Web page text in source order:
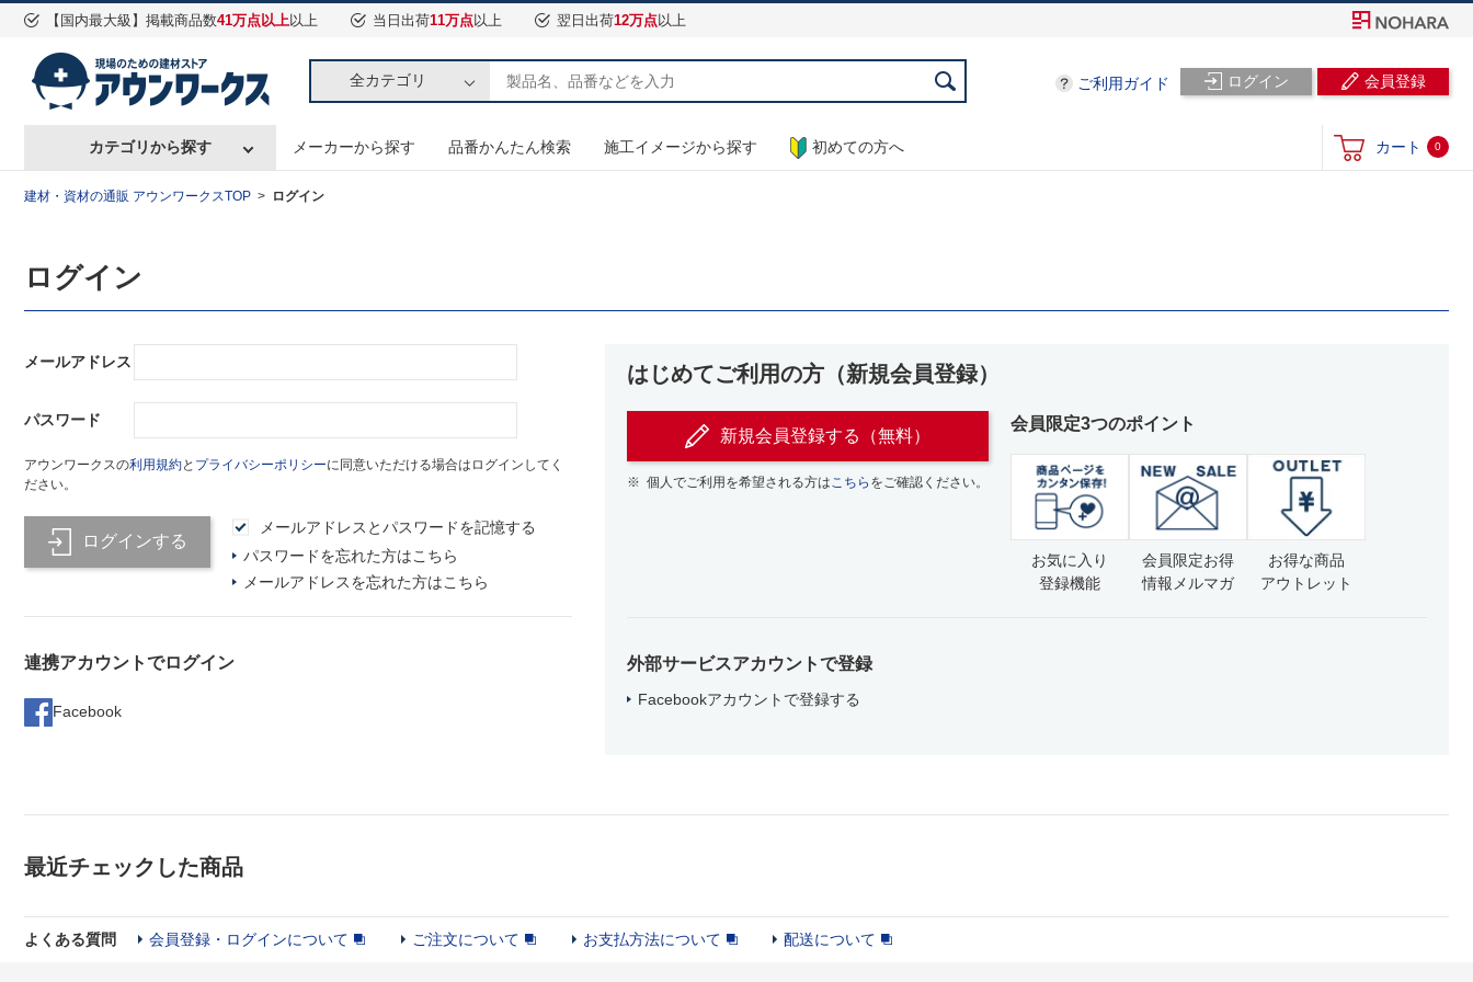
【国内最大級】掲載商品数41万点以上以上 当日出荷11万点以上 翌日出荷12万点以上
全カテゴリ ログイン 会員登録
ご利用ガイド
カテゴリから探す メーカーから探す 品番かんたん検索 施工イメージから探す 初めての方へ カート 0
建材・資材の通販 アウンワークスTOP ログイン
ログイン
メールアドレス
パスワード
アウンワークスの利用規約と プライバシーポリシーに同意いただける場合はログインしてく
ださい。
ログインする
メールアドレスとパスワードを記憶する
パスワードを忘れた方はこちら
メールアドレスを忘れた方はこちら
連携アカウントでログイン
Facebook
はじめてご利用の方（新規会員登録）
新規会員登録する（無料）
※ 個人でご利用を希望される方はこちら をご確認ください。
会員限定3つのポイント
お気に入り
登録機能
会員限定お得
情報メルマガ
お得な商品
アウトレット
外部サービスアカウントで登録
Facebookアカウントで登録する
最近チェックした商品
よくある質問 会員登録・ログインについて ご注文について お支払方法について 配送について